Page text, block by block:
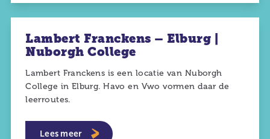
Lambert Franckens – Elburg |
Nuborgh College
Lambert Franckens is een locatie van Nuborgh
College in Elburg. Havo en Vwo vormen daar de
leerroutes.
Lees meer